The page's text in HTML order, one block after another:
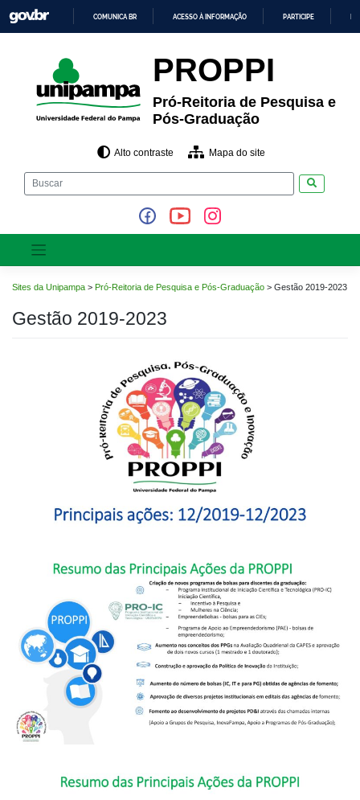
para
o
CONTEÚDO
COMUNICA BR ACESSO À INFORMAÇÃO PARTICIPE
PROPPI
Pró-Reitoria de Pesquisa e
Pós-Graduação
Alto contraste Mapa do site
Sites da Unipampa > Pró-Reitoria de Pesquisa e Pós-Graduação > Gestão 2019-2023
Gestão 2019-2023